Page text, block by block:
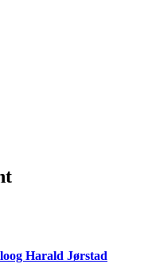
Harald Jørstad